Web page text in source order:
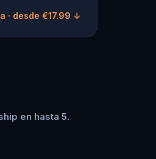
· desde €17.99 ↓
en hasta 5.